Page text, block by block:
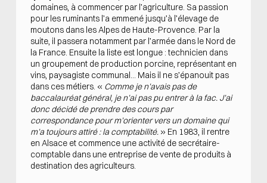
domaines, à commencer par l’agriculture. Sa passion
pour les ruminants l’a emmené jusqu’à l’élevage de
moutons dans les Alpes de Haute-Provence. Par la
suite, il passera notamment par l’armée dans le Nord de
la France. Ensuite la liste est longue : technicien dans
un groupement de production porcine, représentant en
vins, paysagiste communal… Mais il ne s’épanouit pas
dans ces métiers. « Comme je n’avais pas de
baccalauréat général, je n’ai pas pu entrer à la fac. J’ai
donc décidé de prendre des cours par
correspondance pour m’orienter vers un domaine qui
m’a toujours attiré : la comptabilité. » En 1983, il rentre
en Alsace et commence une activité de secrétaire-
comptable dans une entreprise de vente de produits à
destination des agriculteurs.